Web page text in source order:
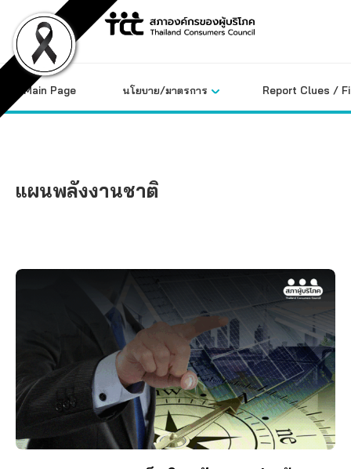
content
Main Page นโยบาย/มาตรการ Report Clues /
แผนพลังงานชาติ